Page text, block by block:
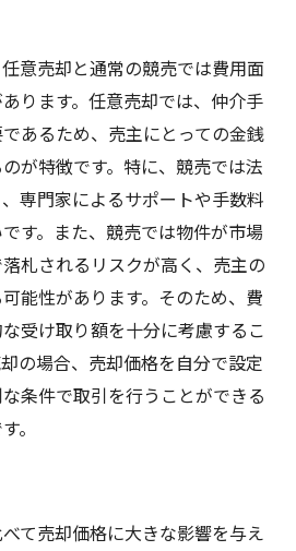
意売却と通常の競売では費用面
ります。任意売却では、仲介手
あるため、売主にとっての金銭
が特徴です。特に、競売では法
専門家によるサポートや手数料
す。また、競売では物件が市場
札されるリスクが高く、売主の
能性があります。そのため、費
受け取り額を十分に考慮するこ
の場合、売却価格を自分で設定
条件で取引を行うことができる
。
て売却価格に大きな影響を与え